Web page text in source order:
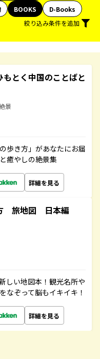
BOOKS
D-Books
絞り込み条件を追加
とく中国のことばと
景
歩き方」があなたにお届
癒やしの絶景集
詳細を見る
旅地図 日本編
しい地図本！観光名所や
なぞって脳もイキイキ！
詳細を見る